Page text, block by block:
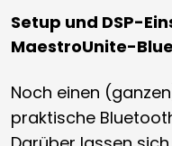
Setup und DSP-
MaestroUnite-
Noch einen
praktische